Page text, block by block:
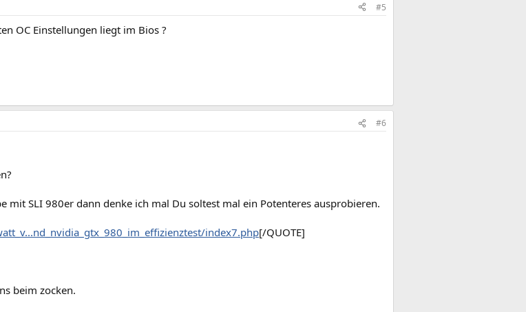
#5
OC Einstellungen liegt im Bios ?
#6
mit SLI 980er dann denke ich mal Du soltest mal ein Potenteres ausprobieren.
index7.php[/QUOTE]
beim zocken.